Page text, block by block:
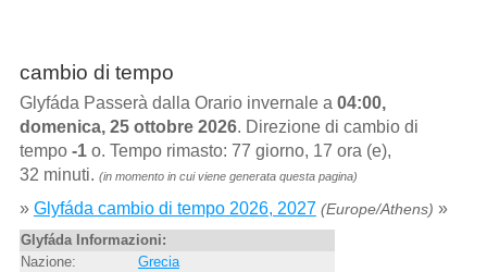
cambio di tempo
Glyfáda Passerà dalla Orario invernale a 04:00,
domenica, 25 ottobre 2026. Direzione di cambio di
tempo -1o. Tempo rimasto: 77 giorno, 17 ora (e),
32 minuti. (in momento in cui viene generata questa pagina)
» Glyfáda cambio di tempo 2026, 2027 (Europe/Athens) »
Glyfáda Informazioni:
Nazione:
Grecia